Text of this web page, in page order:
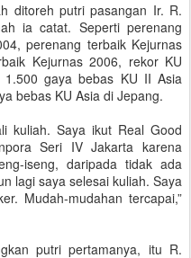
ditoreh putri pasangan Ir. R.
ia catat. Seperti perenang
perenang terbaik Kejurnas
Kejurnas 2006, rekor KU
gaya bebas KU II Asia
bebas KU Asia di Jepang.
kuliah. Saya ikut Real Good
Seri IV Jakarta karena
iseng, daripada tidak ada
lagi saya selesai kuliah. Saya
Mudah-mudahan tercapai,”
putri pertamanya, itu R.